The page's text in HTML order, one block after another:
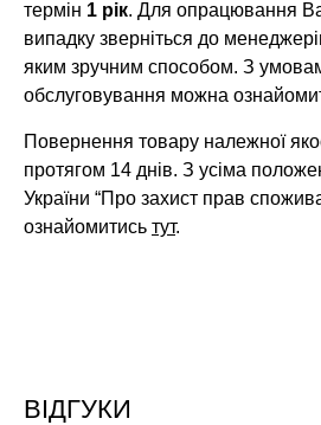
термін 1 рік. Для опрацювання
випадку зверніться до
яким зручним способом. З
обслуговування можна
Повернення товару належної
протягом 14 днів. З усіма
України “Про захист прав
ознайомитись тут.
ВІДГУКИ